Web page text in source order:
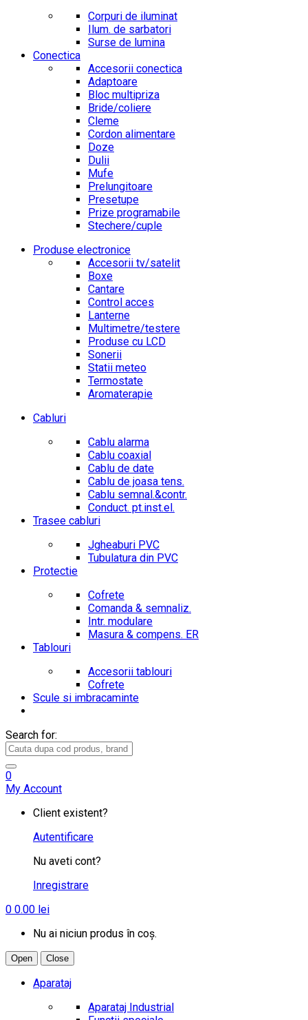
Corpuri de iluminat
Ilum. de sarbatori
Surse de lumina
Conectica
Accesorii conectica
Adaptoare
Bloc multipriza
Bride/coliere
Cleme
Cordon alimentare
Doze
Dulii
Mufe
Prelungitoare
Presetupe
Prize programabile
Stechere/cuple
Produse electronice
Accesorii tv/satelit
Boxe
Cantare
Control acces
Lanterne
Multimetre/testere
Produse cu LCD
Sonerii
Statii meteo
Termostate
Aromaterapie
Cabluri
Cablu alarma
Cablu coaxial
Cablu de date
Cablu de joasa tens.
Cablu semnal.&contr.
Conduct. pt.inst.el.
Trasee cabluri
Jgheaburi PVC
Tubulatura din PVC
Protectie
Cofrete
Comanda & semnaliz.
Intr. modulare
Masura & compens. ER
Tablouri
Accesorii tablouri
Cofrete
Scule si imbracaminte
Search for:
0
My Account
Client existent?
Autentificare
Nu aveti cont?
Inregistrare
0 0.00 lei
Nu ai niciun produs în coș.
Open Close
Aparataj
Aparataj Industrial